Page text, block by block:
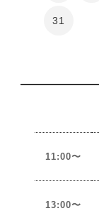
31
11:00〜
13:00〜